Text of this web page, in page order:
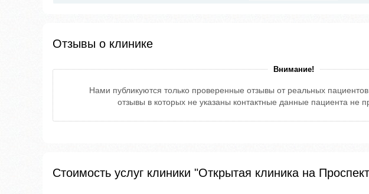
Отзывы о клинике
Внимание!
Нами публикуются только проверенные отзывы от реальных
отзывы в которых не указаны контактные данные пациента не
Стоимость услуг клиники "Открытая клиника на